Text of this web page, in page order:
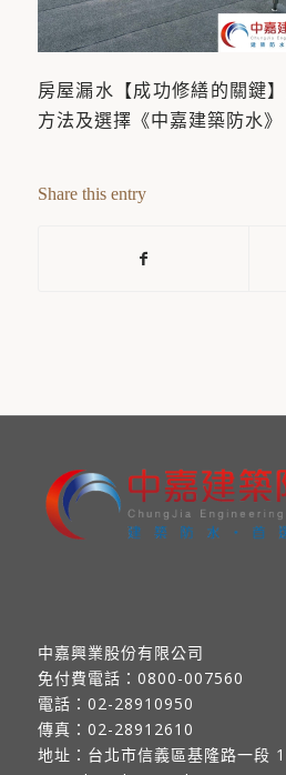
房屋漏水【成功修繕的關鍵
方法及選擇《中嘉建築防水》
Share this entry
中嘉興業股份有限公司
免付費電話： 0800-007560
電話： 02-28910950
傳真： 02-28912610
地址： 台北市信義區基隆路一段